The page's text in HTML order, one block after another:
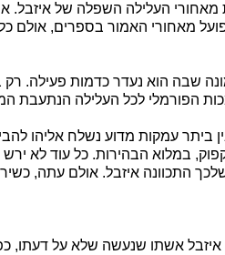
העלילה השפלה של איזבל.
מאחורי האמור בספרים,
שבה הוא נעדר כדמות פעילה.
הפורמלי לכל העלילה הנתעבת
ביתר עמקות מדוע נשלח אליהו
במלוא הבהירות. כל עוד לא
שלכך התכוונה איזבל. אולם
אשתו שנעשה שלא על דעתו,